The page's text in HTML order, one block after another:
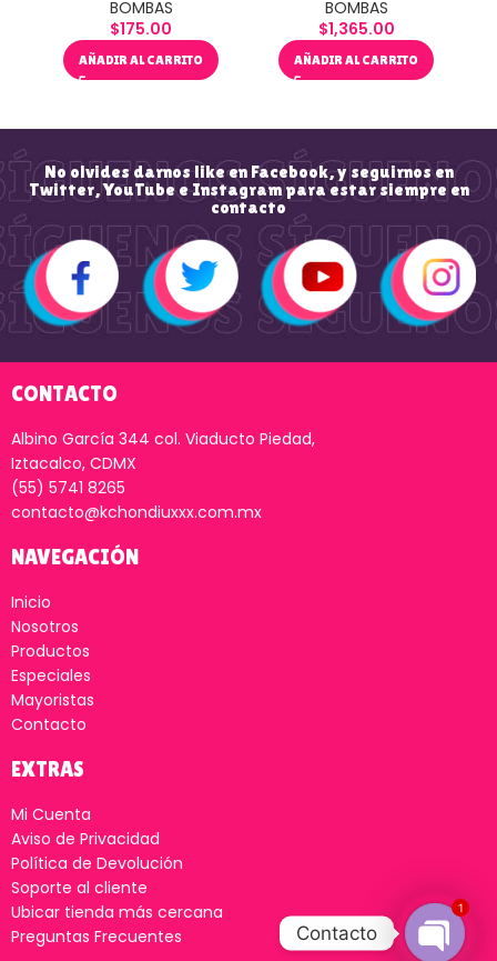
BOMBAS
$175.00
AÑADIR AL CARRITO
BOMBAS
$1,365.00
AÑADIR AL CARRITO
No olvides darnos like en Facebook, y seguirnos en
Twitter, YouTube e Instagram para estar siempre en
contacto
CONTACTO
Albino García 344 col. Viaducto Piedad,
Iztacalco, CDMX
(55) 5741 8265
contacto@kchondiuxxx.com.mx
NAVEGACIÓN
Inicio
Nosotros
Productos
Especiales
Mayoristas
Contacto
EXTRAS
Mi Cuenta
Aviso de Privacidad
Política de Devolución
Soporte al cliente
Ubicar tienda más cercana
Preguntas Frecuentes
Contacto
1